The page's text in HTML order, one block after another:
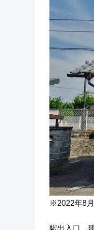
※2022年8
駅出入口。